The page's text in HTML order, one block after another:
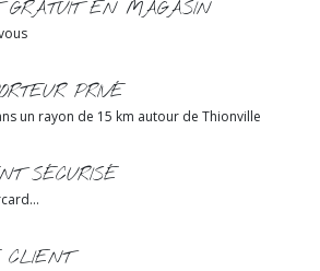
GRATUIT EN MAGASIN
PRIVÉ
un rayon de 15 km autour de Thionville
SÉCURISÉ
CLIENT